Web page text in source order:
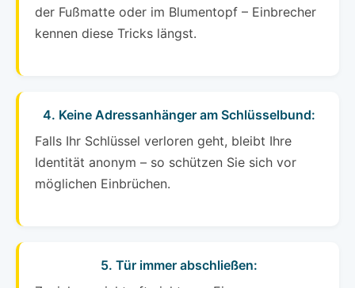
der Fußmatte oder im Blumentopf – Einbrecher
kennen diese Tricks längst.
4. Keine Adressanhänger am Schlüsselbund:
Falls Ihr Schlüssel verloren geht, bleibt Ihre
Identität anonym – so schützen Sie sich vor
möglichen Einbrüchen.
5. Tür immer abschließen: